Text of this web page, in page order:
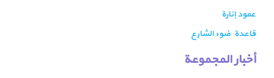
عمود إنارة
قاعدة ضوء الشارع
أخبار المجموعة